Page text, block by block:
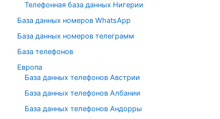
Телефонная база данных Нигерии
База данных номеров WhatsApp
База данных номеров телеграмм
База телефонов
Европа
База данных телефонов Австрии
База данных телефонов Албании
База данных телефонов Андорры